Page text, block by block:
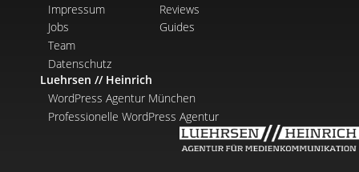
Impressum
Jobs
Team
Datenschutz
Reviews
Guides
Luehrsen // Heinrich
WordPress Agentur München
Professionelle WordPress Agentur